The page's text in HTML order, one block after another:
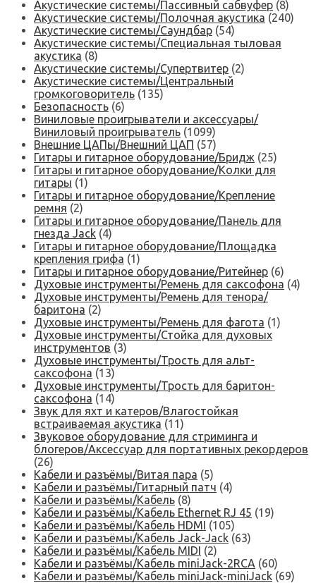
Акустические системы/Пассивный сабвуфер (8)
Акустические системы/Полочная акустика (240)
Акустические системы/Саундбар (54)
Акустические системы/Специальная тыловая
акустика (8)
Акустические системы/Супертвитер (2)
Акустические системы/Центральный
громкоговоритель (135)
Безопасность (6)
Виниловые проигрыватели и аксессуары/
Виниловый проигрыватель (1099)
Внешние ЦАПы/Внешний ЦАП (57)
Гитары и гитарное оборудование/Бридж (25)
Гитары и гитарное оборудование/Колки для
гитары (1)
Гитары и гитарное оборудование/Крепление
ремня (2)
Гитары и гитарное оборудование/Панель для
гнезда Jack (4)
Гитары и гитарное оборудование/Площадка
крепления грифа (1)
Гитары и гитарное оборудование/Ритейнер (6)
Духовые инструменты/Ремень для саксофона (4)
Духовые инструменты/Ремень для тенора/
баритона (2)
Духовые инструменты/Ремень для фагота (1)
Духовые инструменты/Стойка для духовых
инструментов (3)
Духовые инструменты/Трость для альт-
саксофона (13)
Духовые инструменты/Трость для баритон-
саксофона (14)
Звук для яхт и катеров/Влагостойкая
встраиваемая акустика (11)
Звуковое оборудование для стриминга и
блогеров/Аксессуар для портативных рекордеров
(26)
Кабели и разъёмы/Витая пара (5)
Кабели и разъёмы/Гитарный патч (4)
Кабели и разъёмы/Кабель (8)
Кабели и разъёмы/Кабель Ethernet RJ 45 (19)
Кабели и разъёмы/Кабель HDMI (105)
Кабели и разъёмы/Кабель Jack-Jack (63)
Кабели и разъёмы/Кабель MIDI (2)
Кабели и разъёмы/Кабель miniJack-2RCA (60)
Кабели и разъёмы/Кабель miniJack-miniJack (69)